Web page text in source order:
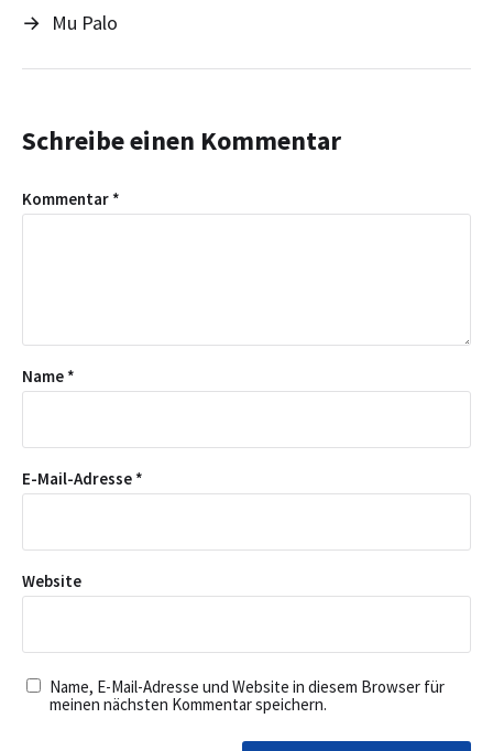
→ Mu Palo
Schreibe einen Kommentar
Kommentar *
Name *
E-Mail-Adresse *
Website
Name, E-Mail-Adresse und Website in diesem Browser für
meinen nächsten Kommentar speichern.